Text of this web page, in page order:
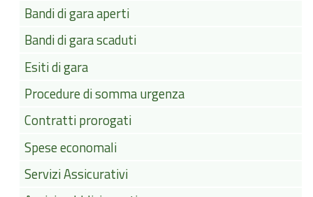
Bandi di gara aperti
Bandi di gara scaduti
Esiti di gara
Procedure di somma urgenza
Contratti prorogati
Spese economali
Servizi Assicurativi